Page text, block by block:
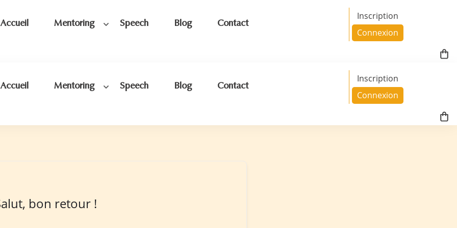
Accueil Mentoring Speech Blog Contact
Inscription
Connexion
Accueil Mentoring Speech Blog Contact
Inscription
Connexion
bon retour !